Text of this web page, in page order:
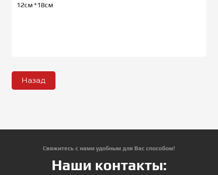
12см *18см
Назад
Свяжитесь с нами удобным для Вас способом!
Наши контакты: